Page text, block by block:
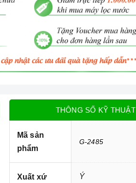
THÔNG SỐ KỸ THUẬT
Mã sản
phẩm
G-2485
Xuất xứ Ý